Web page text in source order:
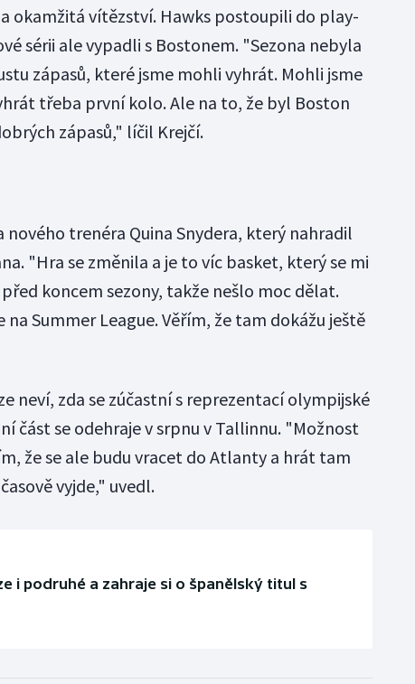
okamžitá vítězství. Hawks postoupili do play-
sérii ale vypadli s Bostonem. "Sezona nebyla
zápasů, které jsme mohli vyhrát. Mohli jsme
třeba první kolo. Ale na to, že byl Boston
zápasů," líčil Krejčí.
nového trenéra Quina Snydera, který nahradil
"Hra se změnila a je to víc basket, který se mi
koncem sezony, takže nešlo moc dělat.
Summer League. Věřím, že tam dokážu ještě
neví, zda se zúčastní s reprezentací olympijské
část se odehraje v srpnu v Tallinnu. "Možnost
že se ale budu vracet do Atlanty a hrát tam
vyjde," uvedl.
i podruhé a zahraje si o španělský titul s